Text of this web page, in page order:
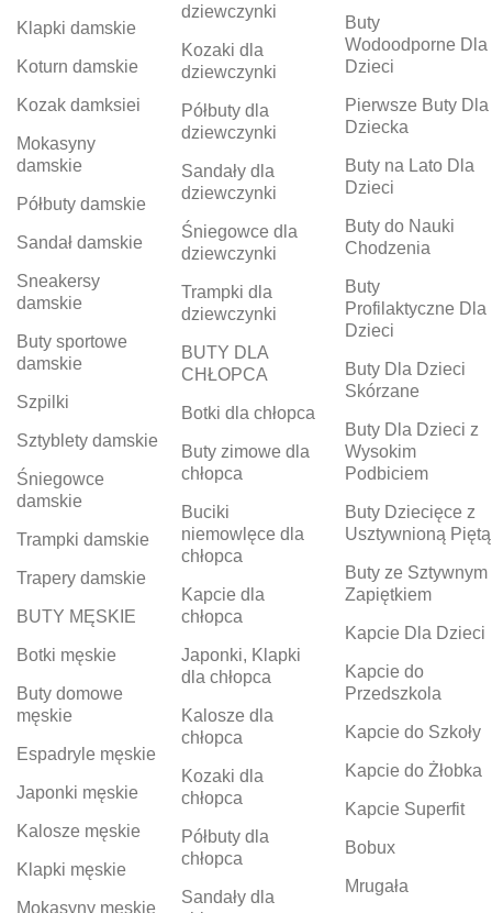
Klapki damskie
Koturn damskie
Kozak damksiei
Mokasyny
damskie
Półbuty damskie
Sandał damskie
Sneakersy
damskie
Buty sportowe
damskie
Szpilki
Sztyblety damskie
Śniegowce
damskie
Trampki damskie
Trapery damskie
BUTY MĘSKIE
Botki męskie
Buty domowe
męskie
Espadryle męskie
Japonki męskie
Kalosze męskie
Klapki męskie
Mokasyny męskie
dziewczynki
Kozaki dla
dziewczynki
Półbuty dla
dziewczynki
Sandały dla
dziewczynki
Śniegowce dla
dziewczynki
Trampki dla
dziewczynki
BUTY DLA
CHŁOPCA
Botki dla chłopca
Buty zimowe dla
chłopca
Buciki
niemowlęce dla
chłopca
Kapcie dla
chłopca
Japonki, Klapki
dla chłopca
Kalosze dla
chłopca
Kozaki dla
chłopca
Półbuty dla
chłopca
Sandały dla
Buty
Wodoodporne Dla
Dzieci
Pierwsze Buty Dla
Dziecka
Buty na Lato Dla
Dzieci
Buty do Nauki
Chodzenia
Buty
Profilaktyczne Dla
Dzieci
Buty Dla Dzieci
Skórzane
Buty Dla Dzieci z
Wysokim
Podbiciem
Buty Dziecięce z
Usztywnioną Piętą
Buty ze Sztywnym
Zapiętkiem
Kapcie Dla Dzieci
Kapcie do
Przedszkola
Kapcie do Szkoły
Kapcie do Żłobka
Kapcie Superfit
Bobux
Mrugała